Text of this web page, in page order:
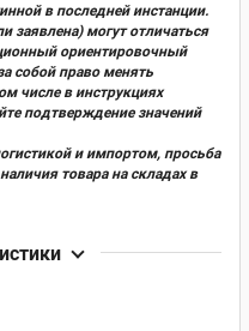
в последней инстанции.
заявлена) могут отличаться
ориентировочный
собой право менять
числе в инструкциях
подтверждение значений
и импортом, просьба
товара на складах в